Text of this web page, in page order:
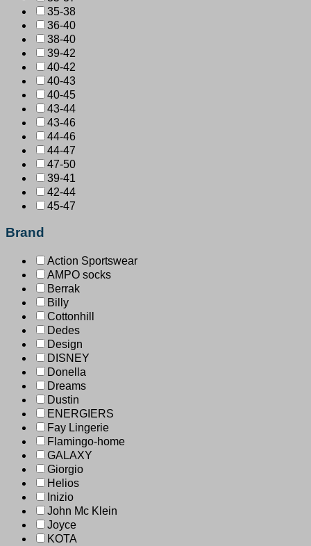
35-38
36-40
38-40
39-42
40-42
40-43
40-45
43-44
43-46
44-46
44-47
47-50
39-41
42-44
45-47
Brand
Action Sportswear
AMPO socks
Berrak
Billy
Cottonhill
Dedes
Design
DISNEY
Donella
Dreams
Dustin
ENERGIERS
Fay Lingerie
Flamingo-home
GALAXY
Giorgio
Helios
Inizio
John Mc Klein
Joyce
KOTA